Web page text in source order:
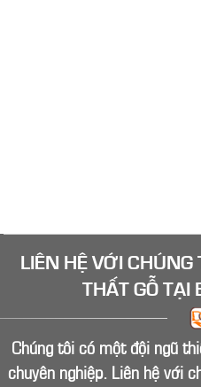
LIÊN HỆ VỚI CHÚNG
THẤT GỖTẠI
Chúng tôi có một đội ngũ
chuyên nghiệp. Liên hệ với